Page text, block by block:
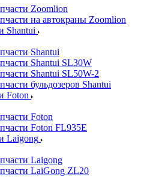
Zoomlion
на автокраны Zoomlion
Shantui
Shantui
Shantui SL30W
Shantui SL50W-2
бульдозеров Shantui
Foton
Foton
Foton FL935E
Laigong
Laigong
LaiGong ZL20